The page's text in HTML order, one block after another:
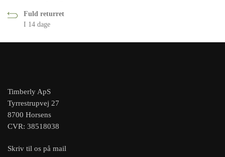
Fuld returret
I 14 dage
Timberly ApS
Tyrrestrupvej 27
8700 Horsens
CVR: 38518038
Skriv til os på mail